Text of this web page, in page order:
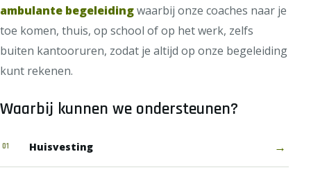
ambulante begeleidingwaarbij onze coaches naar je
toe komen, thuis, op school of op het werk, zelfs
buiten kantooruren, zodat je altijd op onze begeleiding
kunt rekenen.
Waarbij kunnen we ondersteunen?
01 Huisvesting →